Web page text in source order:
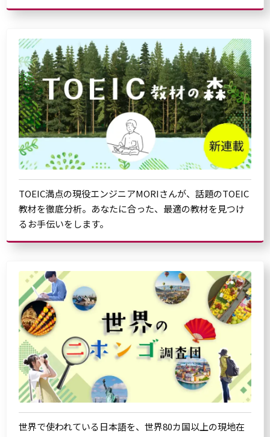
TOEIC満点の現役エンジニアMORIさんが、話題のTOEIC
教材を徹底分析。あなたに合った、最適の教材を見つけ
るお手伝いをします。
世界で使われている日本語を、世界80カ国以上の現地在